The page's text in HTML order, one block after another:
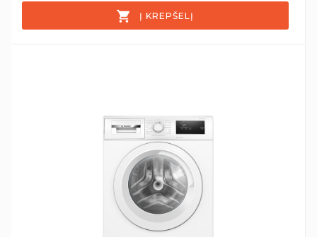
Į KREPŠELĮ